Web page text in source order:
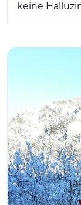
keine